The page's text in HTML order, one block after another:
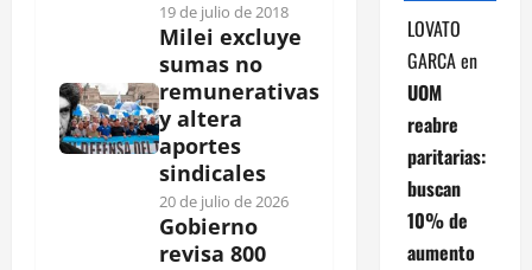
19 de julio de 2018
Milei excluye
sumas no
remunerativas
y altera
aportes
sindicales
20 de julio de 2026
Gobierno
revisa 800
LOVATO
GARCAen
UOM
reabre
paritarias:
buscan
10% de
aumento